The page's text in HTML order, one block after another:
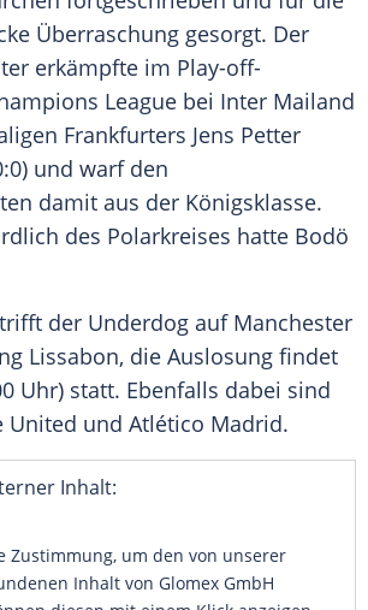
Überraschung gesorgt. Der
erkämpfte im Play-off-
League bei Inter Mailand
Frankfurters Jens Petter
und warf den
damit aus der Königsklasse.
des Polarkreises hatte Bodö
der Underdog auf Manchester
Lissabon, die Auslosung findet
Uhr) statt. Ebenfalls dabei sind
United und Atlético Madrid.
Inhalt:
Zustimmung, um den von unserer
Inhalt von Glomex GmbH